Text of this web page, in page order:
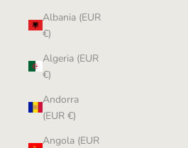
Albania (EUR
€)
Algeria (EUR
€)
Andorra
(EUR €)
Angola (EUR